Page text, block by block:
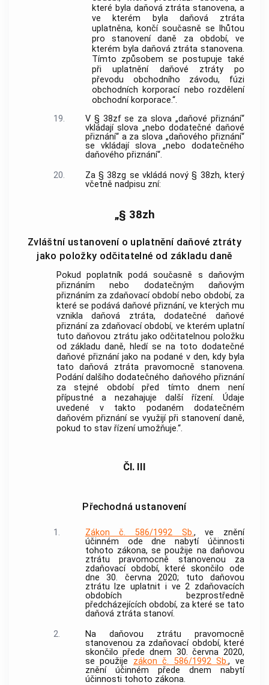
které byla daňová ztráta stanovena, a
ve kterém byla daňová ztráta
uplatněna, končí současně se lhůtou
pro stanovení daně za období, ve
kterém byla daňová ztráta stanovena.
Tímto způsobem se postupuje také
při uplatnění daňové ztráty po
převodu obchodního závodu, fúzi
obchodních korporací nebo rozdělení
obchodní korporace.“.
19.
V § 38zf se za slova „daňové přiznání“
vkládají slova „nebo dodatečné daňové
přiznání“ a za slova „daňového přiznání“
se vkládají slova „nebo dodatečného
daňového přiznání“.
20.
Za § 38zg se vkládá nový § 38zh, který
včetně nadpisu zní:
„§ 38zh
Zvláštní ustanovení o uplatnění daňové ztráty
jako položky odčitatelné od základu daně
Pokud poplatník podá současně s daňovým
přiznáním nebo dodatečným daňovým
přiznáním za zdaňovací období nebo období, za
které se podává daňové přiznání, ve kterých mu
vznikla daňová ztráta, dodatečné daňové
přiznání za zdaňovací období, ve kterém uplatní
tuto daňovou ztrátu jako odčitatelnou položku
od základu daně, hledí se na toto dodatečné
daňové přiznání jako na podané v den, kdy byla
tato daňová ztráta pravomocně stanovena.
Podání dalšího dodatečného daňového přiznání
za stejné období před tímto dnem není
přípustné a nezahajuje další řízení. Údaje
uvedené v takto podaném dodatečném
daňovém přiznání se využijí při stanovení daně,
pokud to stav řízení umožňuje.“.
Čl. III
Přechodná ustanovení
1. Zákon č. 586/1992 Sb., ve znění
účinném ode dne nabytí účinnosti
tohoto zákona, se použije na daňovou
ztrátu pravomocně stanovenou za
zdaňovací období, které skončilo ode
dne 30. června 2020; tuto daňovou
ztrátu lze uplatnit i ve 2 zdaňovacích
obdobích bezprostředně
předcházejících období, za které se tato
daňová ztráta stanoví.
2.
Na daňovou ztrátu pravomocně
stanovenou za zdaňovací období, které
skončilo přede dnem 30. června 2020,
se použije zákon č. 586/1992 Sb., ve
znění účinném přede dnem nabytí
účinnosti tohoto zákona.